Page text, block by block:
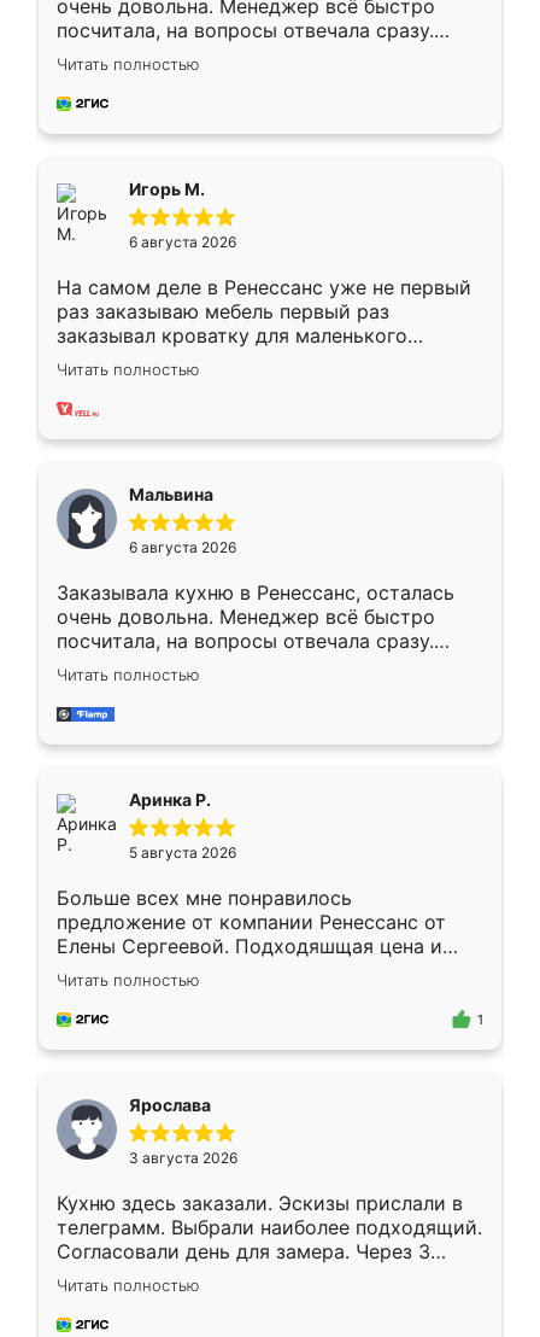
очень довольна. Менеджер всё быстро
посчитала, на вопросы отвечала сразу.
Замерщик приехал в субботу, подошёл к
делу со всей ответственностью. Собрали
за день, ребята работали аккуратно, даже
Читать полностью
Игорь М.
6 августа 2026
На самом деле в Ренессанс уже не первый
раз заказываю мебель первый раз
заказывал кроватку для маленького
ребёнка при его рождении ,во второй раз
заказал шкаф-купе. По качеству очень
хорошее сборка достаточно быстрая,
меньше, здесь же он более разнообразный.
Мне нравится ,если что-то потребуется из
мебели буду заказывать только здесь.
Читать полностью
Мальвина
6 августа 2026
Заказывала кухню в Ренессанс, осталась
очень довольна. Менеджер всё быстро
посчитала, на вопросы отвечала сразу.
Замерщик приехал в субботу, подошёл к
делу со всей ответственностью. Собрали
за день, ребята работали аккуратно, даже
Читать полностью
Аринка Р.
5 августа 2026
Больше всех мне понравилось
предложение от компании Ренессанс от
Елены Сергеевой. Подходяшщая цена и
короткие сроки изготовления. Приехавший
для замера сотрудник Владислав
предложил по моему эскизу самый
Читать полностью
1
Ярослава
3 августа 2026
Кухню здесь заказали. Эскизы прислали в
телеграмм. Выбрали наиболее подходящий.
Согласовали день для замера. Через 3
недели кухня была уже готова. Остались
довольны работой. Спасибо Ренессанс
мебель за качественную работу!
Читать полностью